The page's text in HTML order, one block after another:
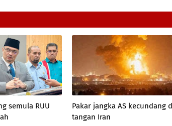
semula RUU
Pakar jangka AS kecundang
tangan Iran